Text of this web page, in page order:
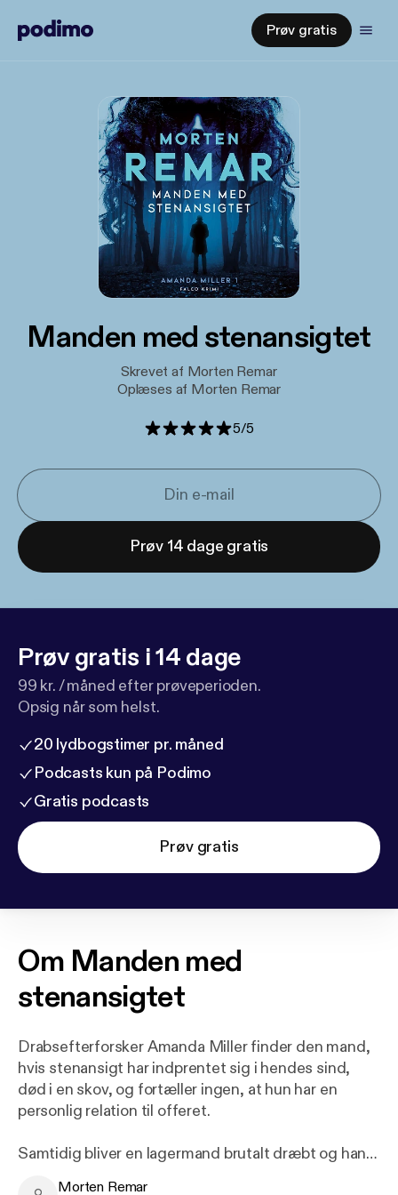
Prøv gratis
Manden med stenansigtet
Skrevet af Morten Remar
Oplæses af Morten Remar
5/5
Prøv 14 dage gratis
Prøv gratis i 14 dage
99 kr. / måned efter prøveperioden.
Opsig når som helst.
20 lydbogstimer pr. måned
Podcasts kun på Podimo
Gratis podcasts
Prøv gratis
Om Manden med
stenansigtet
Drabsefterforsker Amanda Miller finder den mand,
hvis stenansigt har indprentet sig i hendes sind,
død i en skov, og fortæller ingen, at hun har en
personlig relation til offeret.
Samtidig bliver en lagermand brutalt dræbt og han
Morten Remar